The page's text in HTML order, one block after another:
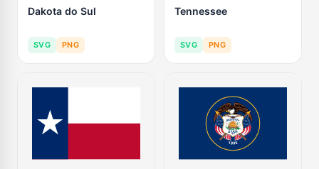
Dakota do Sul
SVG PNG
Tennessee
SVG PNG